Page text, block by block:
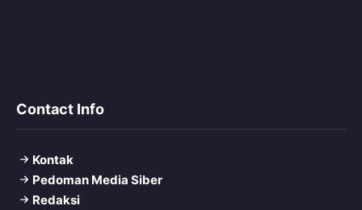
Contact Info
Kontak
Pedoman Media Siber
Redaksi